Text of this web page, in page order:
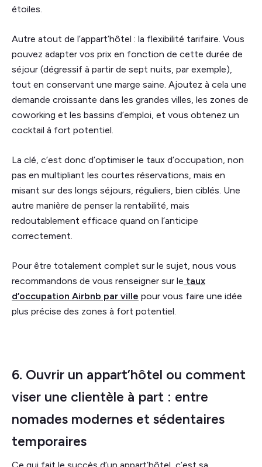
étoiles.
Autre atout de l’appart’hôtel : la flexibilité tarifaire. Vous
pouvez adapter vos prix en fonction de cette durée de
séjour (dégressif à partir de sept nuits, par exemple),
tout en conservant une marge saine. Ajoutez à cela une
demande croissante dans les grandes villes, les zones de
coworking et les bassins d’emploi, et vous obtenez un
cocktail à fort potentiel.
La clé, c’est donc d’optimiser le taux d’occupation, non
pas en multipliant les courtes réservations, mais en
misant sur des longs séjours, réguliers, bien ciblés. Une
autre manière de penser la rentabilité, mais
redoutablement efficace quand on l’anticipe
correctement.
Pour être totalement complet sur le sujet, nous vous
recommandons de vous renseigner sur le taux
d’occupation Airbnb par ville pour vous faire une idée
plus précise des zones à fort potentiel.
6. Ouvrir un appart’hôtel ou comment
viser une clientèle à part : entre
nomades modernes et sédentaires
temporaires
Ce qui fait le succès d’un appart’hôtel, c’est sa